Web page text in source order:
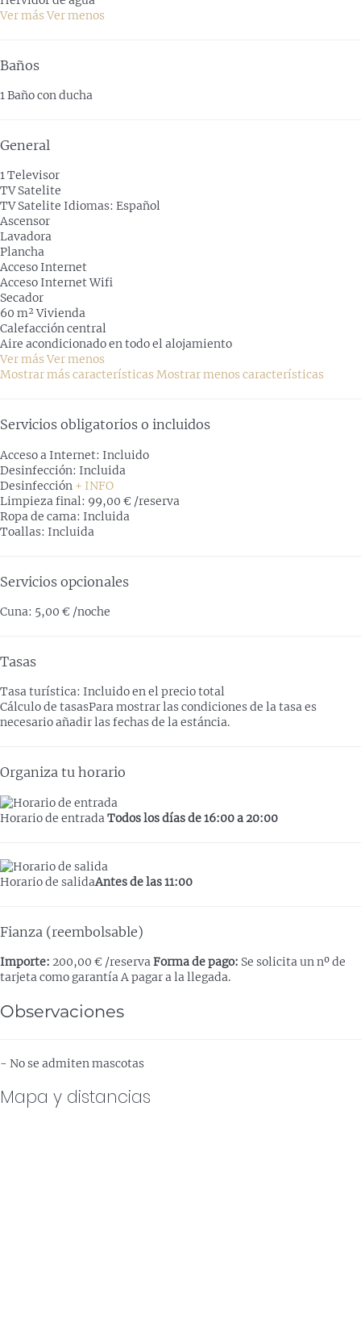
Ver más Ver menos
Baños
1 Baño con ducha
General
1 Televisor
TV Satelite
TV Satelite Idiomas: Español
Ascensor
Lavadora
Plancha
Acceso Internet
Acceso InternetWifi
Secador
60 m² Vivienda
Calefacción central
Aire acondicionado en todo el alojamiento
Ver más Ver menos
Mostrar más características Mostrar menos características
Servicios obligatorios o incluidos
Acceso a Internet: Incluido
Desinfección: Incluida
Desinfección + INFO
Limpieza final: 99,00 € /reserva
Ropa de cama: Incluida
Toallas: Incluida
Servicios opcionales
Cuna: 5,00 € /noche
Tasas
Tasa turística: Incluido en el precio total
Cálculo de tasasPara mostrar las condiciones de la tasa es
necesario añadir las fechas de la estáncia.
Organiza tu horario
Horario de entradaTodos los días de 16:00 a 20:00
Horario de salidaAntes de las 11:00
Fianza (reembolsable)
Importe: 200,00 € /reservaForma de pago: Se solicita un nº de
tarjeta como garantíaA pagar a la llegada.
Observaciones
- No se admiten mascotas
Mapa y distancias